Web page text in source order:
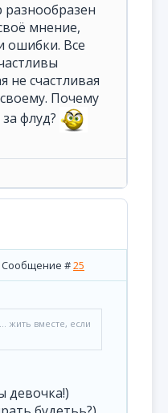
мнение,
ошибки. Все
не счастливая
Почему
флуд?
Сообщение #25
жить вместе, если
девочка!)